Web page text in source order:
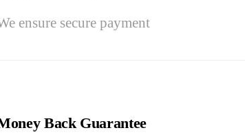
ensure secure payment
Back Guarantee